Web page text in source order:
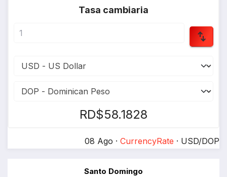
Tasa cambiaria
RD$58.1828
08 Ago · CurrencyRate · USD/DOP
Santo Domingo